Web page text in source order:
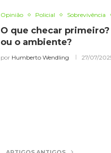
Opinião Policial Sobrevivência
O que checar
ou o ambiente?
por Humberto Wendling 27/07/